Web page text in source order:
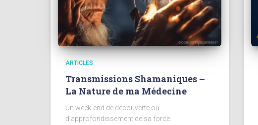
ARTICLES
Transmissions Shamaniques –
La Nature de ma Médecine
Un week-end de découverte ou
d’approfondissement de sa force